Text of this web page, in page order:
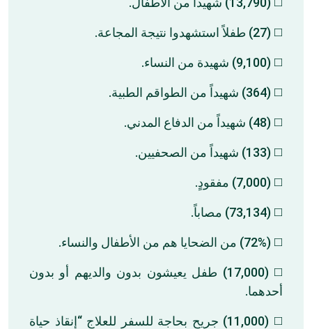
◻️ (27) طفلاً استشهدوا نتيجة المجاعة.
◻️ (9,100) شهيدة من النساء.
◻️ (364) شهيداً من الطواقم الطبية.
◻️ (48) شهيداً من الدفاع المدني.
◻️ (133) شهيداً من الصحفيين.
◻️ (7,000) مفقودٍ.
◻️ (73,134) مصاباً.
◻️ (72%) من الضحايا هم من الأطفال والنساء.
◻️ (17,000) طفل يعيشون بدون والديهم أو بدون
أحدهما.
◻️ (11,000) جريح بحاجة للسفر للعلاج “إنقاذ حياة